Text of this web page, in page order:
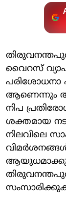
വൈറസ്
പരിശോധനാ
ആണെന്നും
നിപ
ശക്തമായ
നിലവിലെ